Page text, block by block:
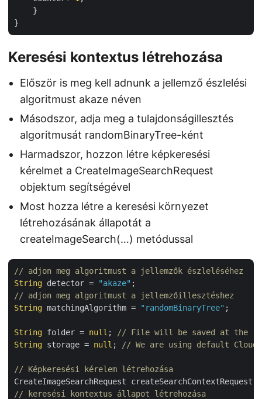
    }
Keresési kontextus létrehozása
Először is meg kell adnunk a jellemző észlelési
algoritmust akaze néven
Másodszor, adja meg a tulajdonságillesztés
algoritmusát randomBinaryTree-ként
Harmadszor, hozzon létre képkeresési
kérelmet a CreateImageSearchRequest
objektum segítségével
Most hozza létre a keresési környezet
létrehozásának állapotát a
createImageSearch(…) metódussal
// adjon meg algoritmust a jellemzők észleléséhez
String detector = "akaze"
// adjon meg algoritmust a jellemzőillesztéshez
String matchingAlgorithm = "randomBinaryTree" ;
String folder = null ;
// File will be saved at the
String storage = null ; // We are using default Cloud
// Képkeresési kérelem létrehozása
CreateImageSearchRequest createSearchContextRequest
// keresési kontextus állapot létrehozása